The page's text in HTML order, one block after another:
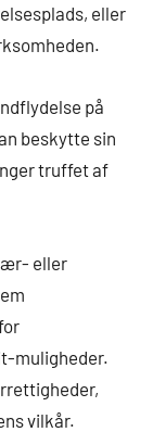
eller
på
beskytte sin
truffet af
eller
muligheder.
vilkår.